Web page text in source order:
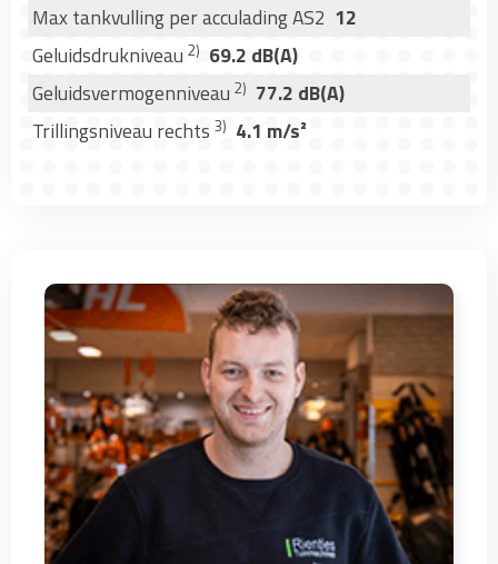
Max tankvulling per acculading AS2 12
Geluidsdrukniveau 2) 69.2 dB(A)
Geluidsvermogenniveau 2) 77.2 dB(A)
Trillingsniveau rechts 3) 4.1 m/s²